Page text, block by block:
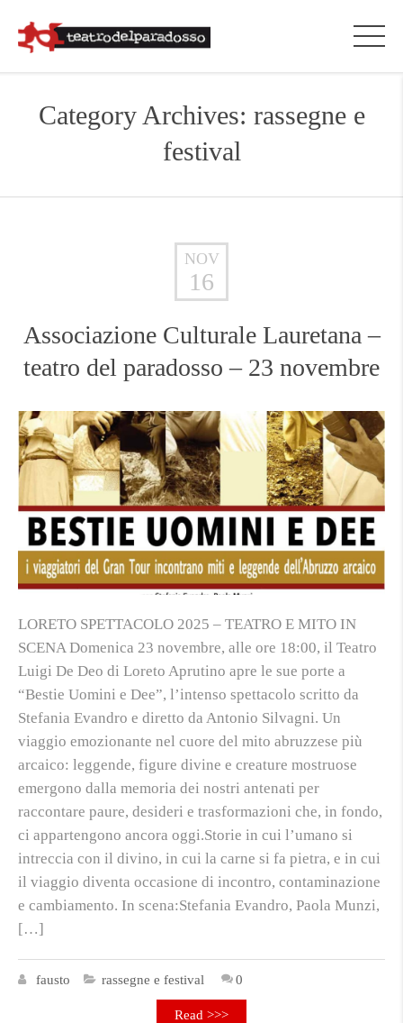
Category Archives: rassegne e
festival
NOV
16
Associazione Culturale Lauretana –
teatro del paradosso – 23 novembre
LORETO SPETTACOLO 2025 – TEATRO E MITO IN
SCENA Domenica 23 novembre, alle ore 18:00, il Teatro
Luigi De Deo di Loreto Aprutino apre le sue porte a
“Bestie Uomini e Dee”, l’intenso spettacolo scritto da
Stefania Evandro e diretto da Antonio Silvagni. Un
viaggio emozionante nel cuore del mito abruzzese più
arcaico: leggende, figure divine e creature mostruose
emergono dalla memoria dei nostri antenati per
raccontare paure, desideri e trasformazioni che, in fondo,
ci appartengono ancora oggi.Storie in cui l’umano si
intreccia con il divino, in cui la carne si fa pietra, e in cui
il viaggio diventa occasione di incontro, contaminazione
e cambiamento. In scena:Stefania Evandro, Paola Munzi,
[…]
fausto rassegne e festival 0
Read >>>